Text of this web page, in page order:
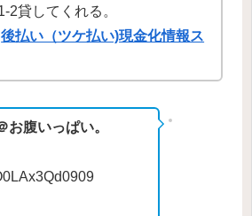
2貸してくれる。
後払い（ツケ払い)現金化情報ス
お腹いっぱい。